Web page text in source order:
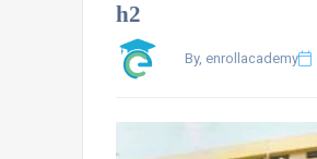
h2
By, enrollacademy